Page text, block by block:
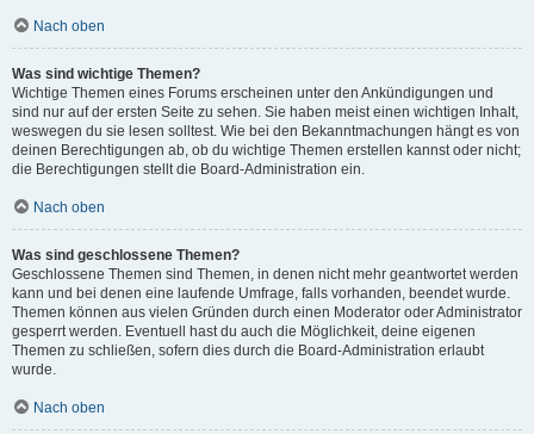
Nach oben
Was sind wichtige Themen?
Wichtige Themen eines Forums erscheinen unter den Ankündigungen und
sind nur auf der ersten Seite zu sehen. Sie haben meist einen wichtigen Inhalt,
weswegen du sie lesen solltest. Wie bei den Bekanntmachungen hängt es von
deinen Berechtigungen ab, ob du wichtige Themen erstellen kannst oder nicht;
die Berechtigungen stellt die Board-Administration ein.
Nach oben
Was sind geschlossene Themen?
Geschlossene Themen sind Themen, in denen nicht mehr geantwortet werden
kann und bei denen eine laufende Umfrage, falls vorhanden, beendet wurde.
Themen können aus vielen Gründen durch einen Moderator oder Administrator
gesperrt werden. Eventuell hast du auch die Möglichkeit, deine eigenen
Themen zu schließen, sofern dies durch die Board-Administration erlaubt
wurde.
Nach oben